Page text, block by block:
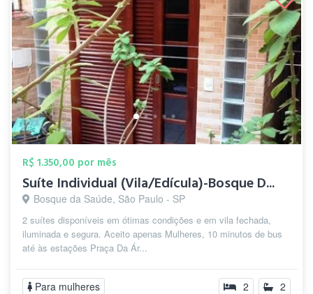
R$ 1.350,00 por mês
Suíte Individual (Vila/Edícula)-Bosque D...
Bosque da Saúde, São Paulo - SP
2 suítes disponíveis em ótimas condições e em vila fechada,
iluminada e segura. Aceito apenas Mulheres, 10 minutos de bus
até às estações Praça Da Ár...
Para mulheres 2 2